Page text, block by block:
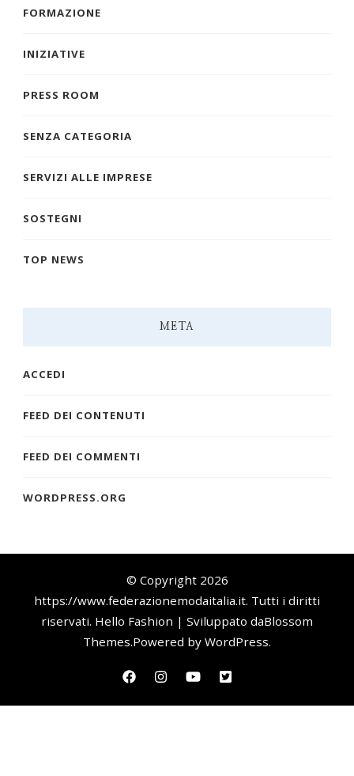
FORMAZIONE
INIZIATIVE
PRESS ROOM
SENZA CATEGORIA
SERVIZI ALLE IMPRESE
SOSTEGNI
TOP NEWS
META
ACCEDI
FEED DEI CONTENUTI
FEED DEI COMMENTI
WORDPRESS.ORG
© Copyright 2026
https://www.federazionemodaitalia.it. Tutti i diritti
riservati. Hello Fashion | Sviluppato daBlossom
Themes.Powered by WordPress.